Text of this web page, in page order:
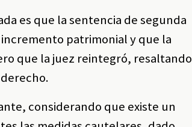
es que la sentencia de segunda
patrimonial y que la
que la juez reintegró, resaltando
considerando que existe un